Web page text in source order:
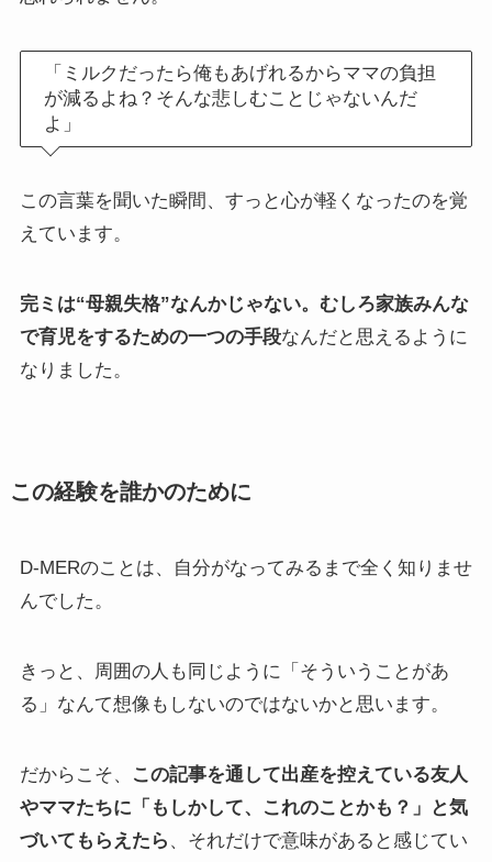
「ミルクだったら俺もあげれるからママの負担
が減るよね？そんな悲しむことじゃないんだ
よ」
この言葉を聞いた瞬間、すっと心が軽くなったのを覚
えています。
完ミは“母親失格”なんかじゃない。むしろ家族みんな
で育児をするための一つの手段なんだと思えるように
なりました。
この経験を誰かのために
D-MERのことは、自分がなってみるまで全く知りませ
んでした。
きっと、周囲の人も同じように「そういうことがあ
る」なんて想像もしないのではないかと思います。
だからこそ、
この記事を通して出産を控えている友人
やママたちに「もしかして、これのことかも？」と気
づいてもらえたら 、それだけで意味があると感じてい